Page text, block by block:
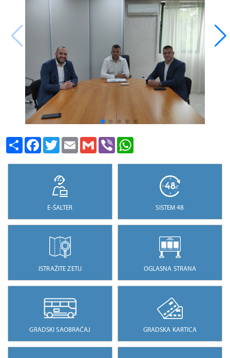
E-ŠALTER SISTEM 48
ISTRAŽITE ZETU OGLASNA STRANA
GRADSKI SAOBRAĆAJ GRADSKA KARTICA
Share Facebook
TwitterEmail Gmail Viber